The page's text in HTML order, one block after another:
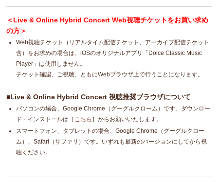
＜Live & Online Hybrid Concert Web視聴チケットをお買い求め
の方＞
Web視聴チケット（リアルタイム配信チケット、アーカイブ配信チケット
含）をお求めの場合は、iOSのオリジナルアプリ「Dolce Classic Music
Player」は使用しません。
チケット確認、ご視聴、ともにWebブラウザ上で行うことになります。
■Live & Online Hybrid Concert 視聴推奨ブラウザについて
パソコンの場合、Google Chrome（グーグルクローム）です。ダウンロー
ド・インストールは［ こちら ］からお願いいたします。
スマートフォン、タブレットの場合、Google Chrome（グーグルクロー
ム）、Safari（サファリ）です。いずれも最新のバージョンにしてから視
聴ください。